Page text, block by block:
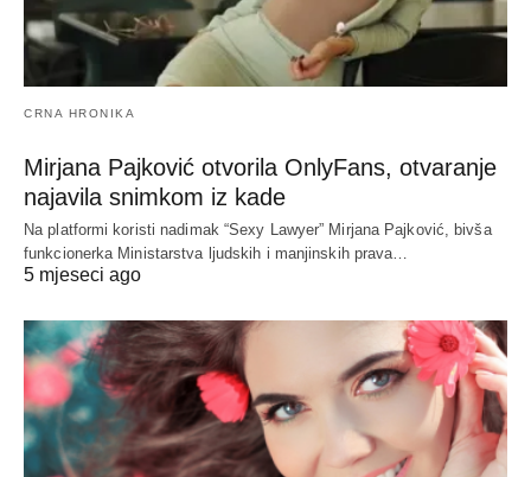
CRNA HRONIKA
Mirjana Pajković otvorila OnlyFans, otvaranje
najavila snimkom iz kade
Na platformi koristi nadimak “Sexy Lawyer” Mirjana Pajković, bivša
funkcionerka Ministarstva ljudskih i manjinskih prava…
5 mjeseci ago